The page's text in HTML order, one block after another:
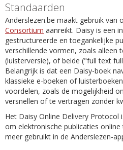
Standaarden
Anderslezen.be maakt gebruik van
Consortium aanreikt. Daisy is een
gestructureerde en toegankelijke
verschillende vormen, zoals alleen
(luisterversie), of beide ("full text
Belangrijk is dat een Daisy-boek
klassieke e-boeken of
voordelen, zoals de mogelijkheid
versnellen of te vertragen zonder
Het Daisy Online Delivery Protocol
om elektronische publicaties
meer gebruikt in de Anderslezen-